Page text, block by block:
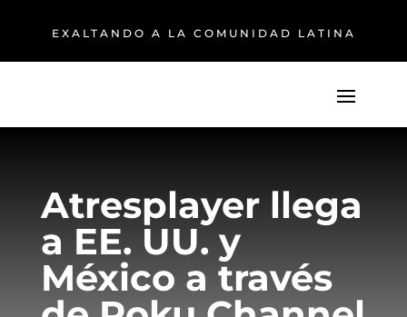
EXALTANDO A LA COMUNIDAD LATINA
Atresplayer llega
a EE. UU. y
México a través